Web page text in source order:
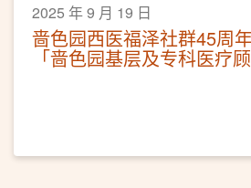
2025 年 9 月 19 日
啬色园西医福泽社群45周
「啬色园基层及专科医疗